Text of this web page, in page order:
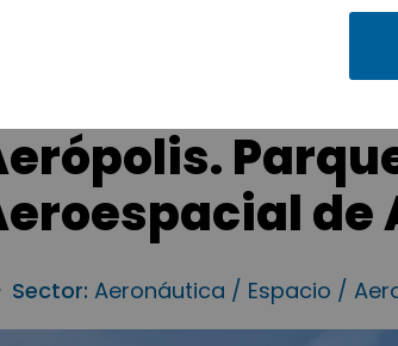
de
Sector: Aeronáutica / Espacio /